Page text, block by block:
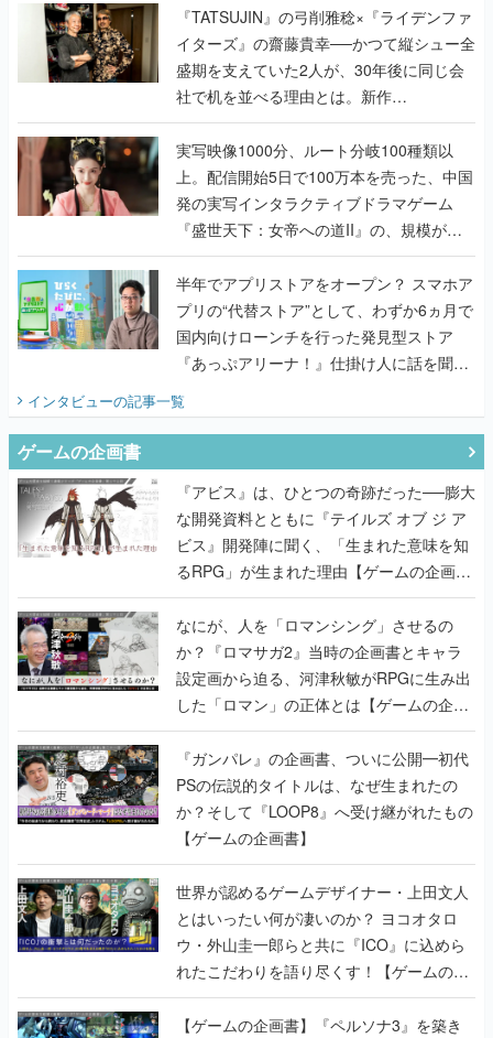
く
『TATSUJIN』の弓削雅稔×『ライデンファ
イターズ』の齋藤貴幸──かつて縦シュー全
盛期を支えていた2人が、30年後に同じ会
社で机を並べる理由とは。新作
『TATSUJIN EXTREME』で初タッグを組
んだレジェンド2人に訊く開発秘話
実写映像1000分、ルート分岐100種類以
上。配信開始5日で100万本を売った、中国
発の実写インタラクティブドラマゲーム
『盛世天下：女帝への道II』の、規模が違
うこだわりをプロデューサーに聞いた
半年でアプリストアをオープン？ スマホア
プリの“代替ストア”として、わずか6ヵ月で
国内向けローンチを行った発見型ストア
『あっぷアリーナ！』仕掛け人に話を聞い
インタビューの記事一覧
ゲームの企画書
『アビス』は、ひとつの奇跡だった──膨大
な開発資料とともに『テイルズ オブ ジ ア
ビス』開発陣に聞く、「生まれた意味を知
るRPG」が生まれた理由【ゲームの企画
書】
なにが、人を「ロマンシング」させるの
か？『ロマサガ2』当時の企画書とキャラ
設定画から迫る、河津秋敏がRPGに生み出
した「ロマン」の正体とは【ゲームの企画
書】
『ガンパレ』の企画書、ついに公開━初代
PSの伝説的タイトルは、なぜ生まれたの
か？そして『LOOP8』へ受け継がれたもの
【ゲームの企画書】
世界が認めるゲームデザイナー・上田文人
とはいったい何が凄いのか？ ヨコオタロ
ウ・外山圭一郎らと共に『ICO』に込めら
れたこだわりを語り尽くす！【ゲームの企
画書】
【ゲームの企画書】『ペルソナ3』を築き